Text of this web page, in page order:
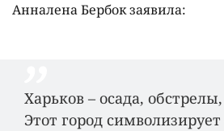
Анналена Бербок заявила:
Харьков – осада,
Этот город